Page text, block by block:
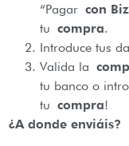
“Pagar con
tu compra.
Introduce tus
Valida la
tu banco o
tu compra!
¿A donde enviáis?